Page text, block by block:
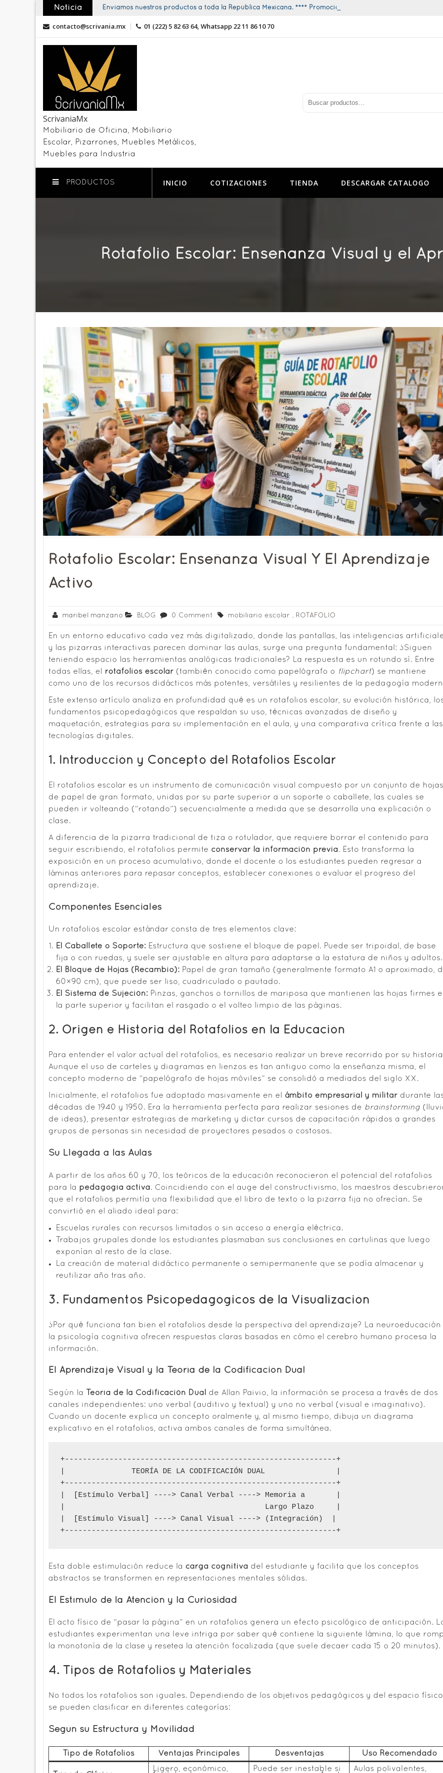
content
Noticia Enviamos nuestros productos a toda la República Mexicana. **** Promociones todo el año ****
contacto@scrivania.mx 01 (222) 5 82 63 64, Whatsapp 22 11 86 10 70
ScrivaniaMx
Mobiliario de Oficina, Mobiliario
Escolar, Pizarrones, Muebles Metálicos,
Muebles para Industria
PRODUCTOS INICIO COTIZACIONES TIENDA DESCARGAR CATALOGO
Rotafolio Escolar: Enseñanza Visual y el
Rotafolio Escolar: Enseñanza Visual Y El Aprendizaje
Activo
maribel manzano BLOG 0 Comment mobiliario escolar , ROTAFOLIO
En un entorno educativo cada vez más digitalizado, donde las pantallas, las inteligencias
y las pizarras interactivas parecen dominar las aulas, surge una pregunta fundamental: ¿Siguen
teniendo espacio las herramientas analógicas tradicionales? La respuesta es un rotundo sí. Entre
todas ellas, el rotafolios escolar (también conocido como papelógrafo o flipchart ) se mantiene
como uno de los recursos didácticos más potentes, versátiles y resilientes de la pedagogía
Este extenso artículo analiza en profundidad qué es un rotafolios escolar, su evolución histórica,
fundamentos psicopedagógicos que respaldan su uso, técnicas avanzadas de diseño y
maquetación, estrategias para su implementación en el aula, y una comparativa crítica frente a las
tecnologías digitales.
1. Introducción y Concepto del Rotafolios Escolar
El rotafolios escolar es un instrumento de comunicación visual compuesto por un conjunto de hojas
de papel de gran formato, unidas por su parte superior a un soporte o caballete, las cuales se
pueden ir volteando (“rotando”) secuencialmente a medida que se desarrolla una explicación o
clase.
A diferencia de la pizarra tradicional de tiza o rotulador, que requiere borrar el contenido para
seguir escribiendo, el rotafolios permite conservar la información previa. Esto transforma la
exposición en un proceso acumulativo, donde el docente o los estudiantes pueden regresar a
láminas anteriores para repasar conceptos, establecer conexiones o evaluar el progreso del
aprendizaje.
Componentes Esenciales
Un rotafolios escolar estándar consta de tres elementos clave:
El Caballete o Soporte: Estructura que sostiene el bloque de papel. Puede ser tripoidal, de base
fija o con ruedas, y suele ser ajustable en altura para adaptarse a la estatura de niños y adultos.
El Bloque de Hojas (Recambio): Papel de gran tamaño (generalmente formato A1 o aproximado,
60×90 cm), que puede ser liso, cuadriculado o pautado.
El Sistema de Sujeción: Pinzas, ganchos o tornillos de mariposa que mantienen las hojas firmes
la parte superior y facilitan el rasgado o el volteo limpio de las páginas.
2. Origen e Historia del Rotafolios en la Educación
Para entender el valor actual del rotafolios, es necesario realizar un breve recorrido por su
Aunque el uso de carteles y diagramas en lienzos es tan antiguo como la enseñanza misma, el
concepto moderno de “papelógrafo de hojas móviles” se consolidó a mediados del siglo XX.
Inicialmente, el rotafolios fue adoptado masivamente en el ámbito empresarial y militar durante
décadas de 1940 y 1950. Era la herramienta perfecta para realizar sesiones de brainstorming
de ideas), presentar estrategias de marketing y dictar cursos de capacitación rápidos a grandes
grupos de personas sin necesidad de proyectores pesados o costosos.
Su Llegada a las Aulas
A partir de los años 60 y 70, los teóricos de la educación reconocieron el potencial del rotafolios
para la pedagogía activa. Coincidiendo con el auge del constructivismo, los maestros
que el rotafolios permitía una flexibilidad que el libro de texto o la pizarra fija no ofrecían. Se
convirtió en el aliado ideal para:
Escuelas rurales con recursos limitados o sin acceso a energía eléctrica.
Trabajos grupales donde los estudiantes plasmaban sus conclusiones en cartulinas que luego
exponían al resto de la clase.
La creación de material didáctico permanente o semipermanente que se podía almacenar y
reutilizar año tras año.
3. Fundamentos Psicopedagógicos de la Visualización
¿Por qué funciona tan bien el rotafolios desde la perspectiva del aprendizaje? La neuroeducación
la psicología cognitiva ofrecen respuestas claras basadas en cómo el cerebro humano procesa la
información.
El Aprendizaje Visual y la Teoría de la Codificación Dual
Según la Teoría de la Codificación Dual de Allan Paivio, la información se procesa a través de dos
canales independientes: uno verbal (auditivo y textual) y uno no verbal (visual e imaginativo).
Cuando un docente explica un concepto oralmente y, al mismo tiempo, dibuja un diagrama
explicativo en el rotafolios, activa ambos canales de forma simultánea.
+-------------------------------------------------------------+
|               TEORÍA DE LA CODIFICACIÓN DUAL                |
+-------------------------------------------------------------+
|  [Estímulo Verbal] ----> Canal Verbal ----> Memoria a       |
|                                             Largo Plazo     |
|  [Estímulo Visual] ----> Canal Visual ----> (Integración)  |
Esta doble estimulación reduce la carga cognitiva del estudiante y facilita que los conceptos
abstractos se transformen en representaciones mentales sólidas.
El Estímulo de la Atención y la Curiosidad
El acto físico de “pasar la página” en un rotafolios genera un efecto psicológico de anticipación.
estudiantes experimentan una leve intriga por saber qué contiene la siguiente lámina, lo que
la monotonía de la clase y resetea la atención focalizada (que suele decaer cada 15 o 20 minutos).
4. Tipos de Rotafolios y Materiales
No todos los rotafolios son iguales. Dependiendo de los objetivos pedagógicos y del espacio
se pueden clasificar en diferentes categorías:
Según su Estructura y Movilidad
Tipo de Rotafolios Ventajas Principales Desventajas Uso Recomendado
Ligero, económico,
Puede ser inestable si
Aulas polivalentes,